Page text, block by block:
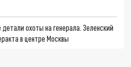
охоты на генерала. Зеленский
в центре Москвы